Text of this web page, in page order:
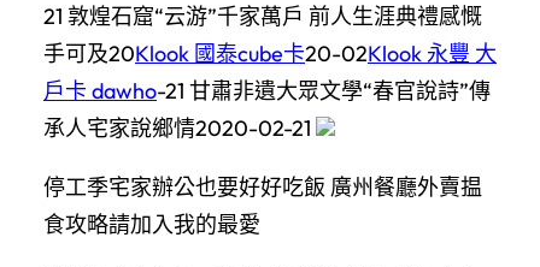
21 敦煌石窟“云游”千家萬戶 前人生涯典禮感慨
手可及20Klook 國泰cube卡20-02Klook 永豐 大
戶卡 dawho-21 甘肅非遺大眾文學“春官說詩”傳
承人宅家說鄉情2020-02-21
停工季宅家辦公也要好好吃飯 廣州餐廳外賣揾
食攻略請加入我的最愛